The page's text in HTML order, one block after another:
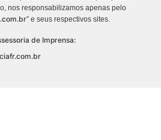
nos responsabilizamos apenas pelo
” e seus respectivos sites.
de Imprensa: